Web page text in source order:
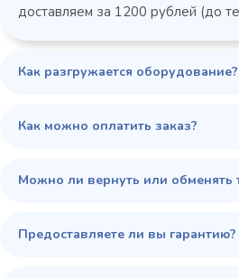
45 900 ₽
доставляем за 1200 рублей (до
Как разгружается оборудование?
Как можно оплатить заказ?
Можно ли вернуть или обменять
Предоставляете ли вы гарантию?